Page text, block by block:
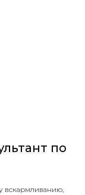
по
вскармливанию,